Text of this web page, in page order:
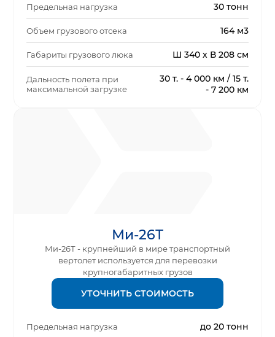
Предельная нагрузка 30 тонн
Объем грузового отсека 164 м3
Габариты грузового люка Ш 340 х В 208 см
Дальность полета при
максимальной загрузке
30 т. - 4 000 км / 15 т.
- 7 200 км
Ми-26Т
Ми-26Т - крупнейший в мире транспортный
вертолет используется для перевозки
крупногабаритных грузов
УТОЧНИТЬ СТОИМОСТЬ
Предельная нагрузка до 20 тонн